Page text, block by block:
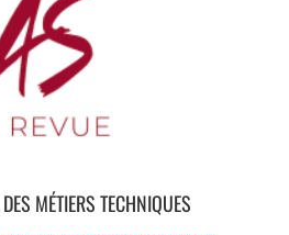
DES MÉTIERS TECHNIQUES